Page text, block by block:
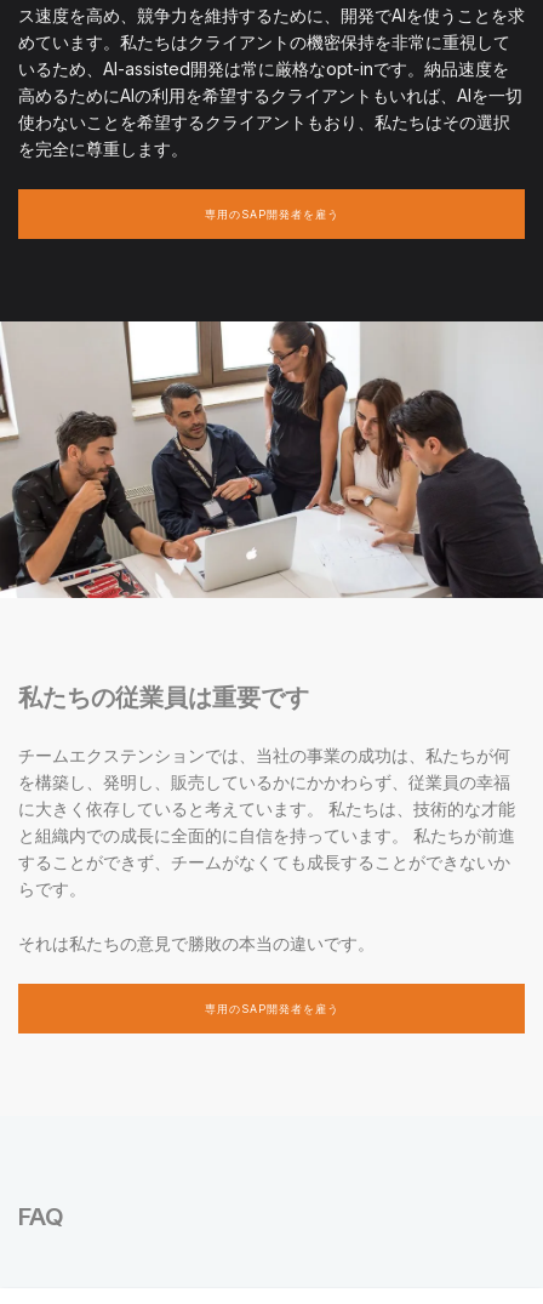
ス速度を高め、競争力を維持するために、開発でAIを使うことを求
めています。私たちはクライアントの機密保持を非常に重視して
いるため、AI-assisted開発は常に厳格なopt-inです。納品速度を
高めるためにAIの利用を希望するクライアントもいれば、AIを一切
使わないことを希望するクライアントもおり、私たちはその選択
を完全に尊重します。
専用のSAP開発者を雇う
私たちの従業員は重要です
チームエクステンションでは、当社の事業の成功は、私たちが何
を構築し、発明し、販売しているかにかかわらず、従業員の幸福
に大きく依存していると考えています。 私たちは、技術的な才能
と組織内での成長に全面的に自信を持っています。 私たちが前進
することができず、チームがなくても成長することができないか
らです。
それは私たちの意見で勝敗の本当の違いです。
専用のSAP開発者を雇う
FAQ